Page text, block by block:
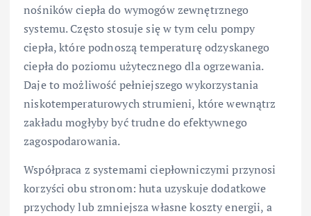
nośników ciepła do wymogów zewnętrznego
systemu. Często stosuje się w tym celu pompy
ciepła, które podnoszą temperaturę odzyskanego
ciepła do poziomu użytecznego dla ogrzewania.
Daje to możliwość pełniejszego wykorzystania
niskotemperaturowych strumieni, które wewnątrz
zakładu mogłyby być trudne do efektywnego
zagospodarowania.
Współpraca z systemami ciepłowniczymi przynosi
korzyści obu stronom: huta uzyskuje dodatkowe
przychody lub zmniejsza własne koszty energii, a